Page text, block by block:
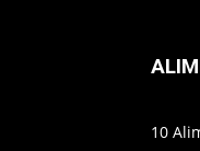
10